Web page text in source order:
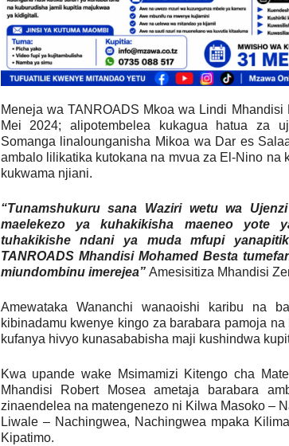
Meneja wa TANROADS Mkoa wa Lindi
Mei 2024; alipotembelea kukagua hatua za
Somanga linalounganisha Mikoa wa Dar es
ambalo lilikatika kutokana na mvua za El-Nino na
kukwama njiani.
“Tunamshukuru sana Waziri wetu wa
maelekezo ya kuhakikisha maeneo yote
tuhakikishe ndani ya muda mfupi
TANROADS Mhandisi Mohamed Besta
miundombinu imerejea” Amesisitiza Mhandisi
Amewataka Wananchi wanaoishi karibu na
kibinadamu kwenye kingo za barabara pamoja
kufanya hivyo kunasababisha maji kushindwa
Kwa upande wake Msimamizi Kitengo cha
Mhandisi Robert Mosea ametaja barabara
zinaendelea na matengenezo ni Kilwa Masoko –
Liwale – Nachingwea, Nachingwea mpaka
Kipatimo.